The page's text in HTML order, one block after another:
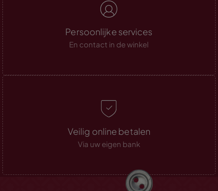
Persoonlijke services
En contact in de winkel
Veilig online betalen
Via uw eigen bank